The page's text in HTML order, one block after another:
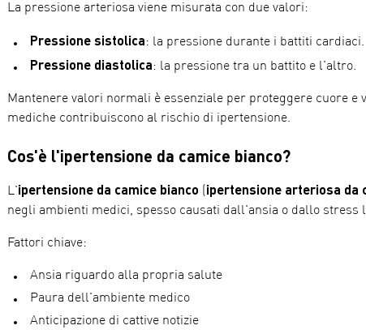
La pressione arteriosa viene misurata con due valori:
Pressione sistolica: la pressione durante i battiti cardiaci.
Pressione diastolica: la pressione tra un battito e l'altro.
Mantenere valori normali è essenziale per proteggere cuore
mediche contribuiscono al rischio di ipertensione.
Cos'è l'ipertensione da camice bianco?
L'ipertensione da camice bianco ipertensione arteriosa da
negli ambienti medici, spesso causati dall'ansia o dallo stress
Fattori chiave:
Ansia riguardo alla propria salute
Paura dell'ambiente medico
Anticipazione di cattive notizie